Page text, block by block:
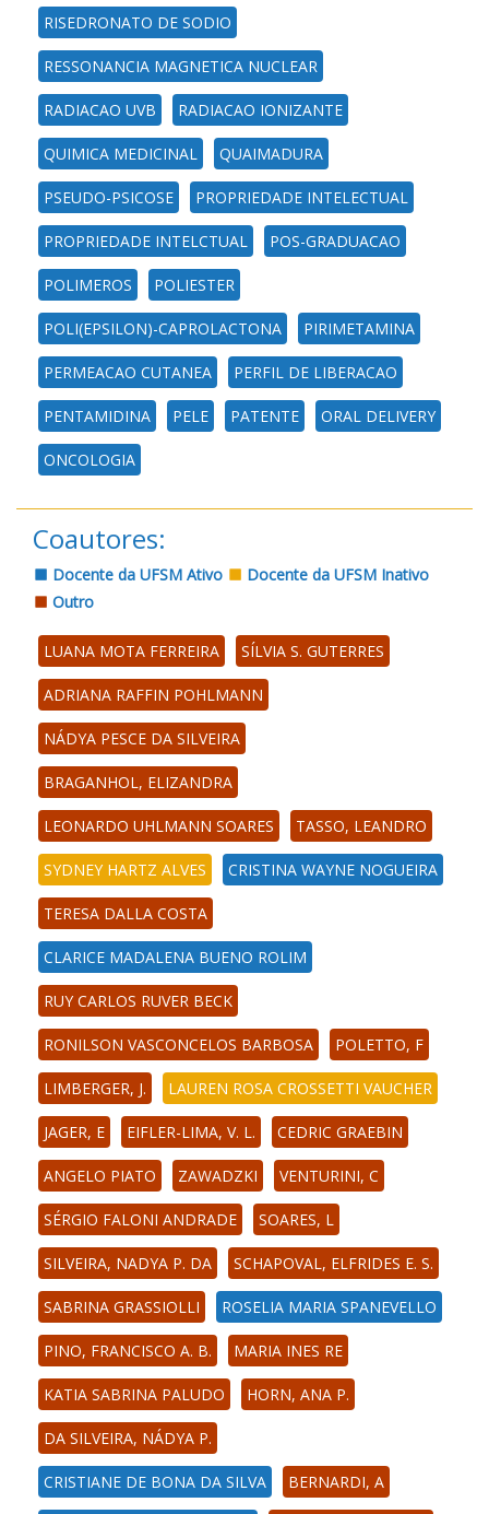
RISEDRONATO DE SODIO
RESSONANCIA MAGNETICA NUCLEAR
RADIACAO UVB RADIACAO IONIZANTE
QUIMICA MEDICINAL QUAIMADURA
PSEUDO-PSICOSE PROPRIEDADE INTELECTUAL
PROPRIEDADE INTELCTUAL POS-GRADUACAO
POLIMEROS POLIESTER
POLI(EPSILON)-CAPROLACTONA PIRIMETAMINA
PERMEACAO CUTANEA PERFIL DE LIBERACAO
PENTAMIDINA PELE PATENTE ORAL DELIVERY
ONCOLOGIA
Coautores:
Docente da UFSM Ativo
Docente da UFSM Inativo
Outro
LUANA MOTA FERREIRA SÍLVIA S. GUTERRES
ADRIANA RAFFIN POHLMANN
NÁDYA PESCE DA SILVEIRA
BRAGANHOL, ELIZANDRA
LEONARDO UHLMANN SOARES TASSO, LEANDRO
SYDNEY HARTZ ALVES CRISTINA WAYNE NOGUEIRA
TERESA DALLA COSTA
CLARICE MADALENA BUENO ROLIM
RUY CARLOS RUVER BECK
RONILSON VASCONCELOS BARBOSA POLETTO, F
LIMBERGER, J. LAUREN ROSA CROSSETTI VAUCHER
JAGER, E EIFLER-LIMA, V. L. CEDRIC GRAEBIN
ANGELO PIATO ZAWADZKI VENTURINI, C
SÉRGIO FALONI ANDRADE SOARES, L
SILVEIRA, NADYA P. DA SCHAPOVAL, ELFRIDES E. S.
SABRINA GRASSIOLLI ROSELIA MARIA SPANEVELLO
PINO, FRANCISCO A. B. MARIA INES RE
KATIA SABRINA PALUDO HORN, ANA P.
DA SILVEIRA, NÁDYA P.
CRISTIANE DE BONA DA SILVA BERNARDI, A